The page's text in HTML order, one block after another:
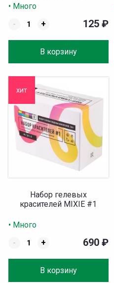
• Много
-
+
В корзину
125 ₽
хит
Набор гелевых
красителей MIXIE #1
• Много
-
+
В корзину
690 ₽